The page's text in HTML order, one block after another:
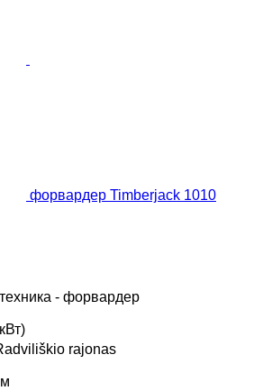
форвардер Timberjack 1010
- форвардер
rajonas